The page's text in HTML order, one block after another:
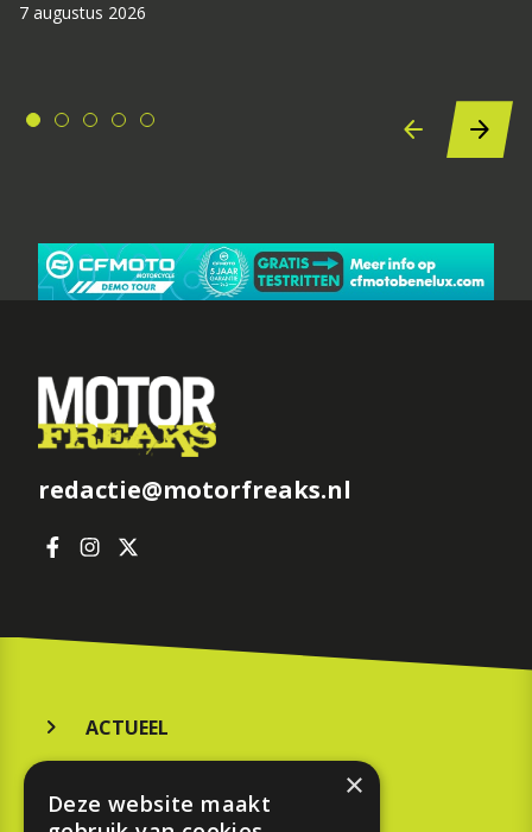
7 augustus 2026
redactie@motorfreaks.nl
ACTUEEL
KOOPGIDS
×
Deze website maakt